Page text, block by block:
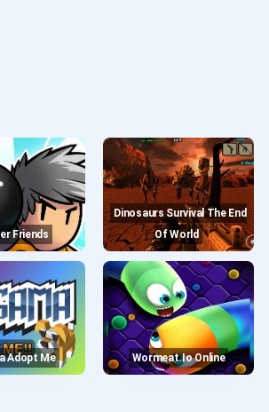
Friends
Dinosaurs Survival The End
Of World
Adopt Me Wormeat.io Online